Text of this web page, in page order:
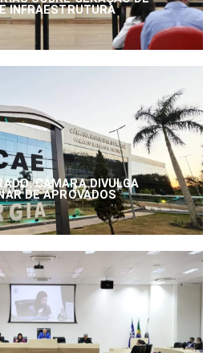
INFRAESTRUTURA
CÂMARA DIVULGA
DE APROVADOS